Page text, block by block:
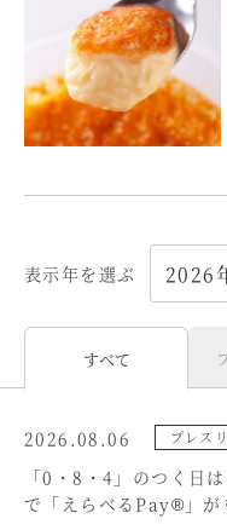
表示年を選ぶ
すべて
2026.08.06 プレス
「0・8・4」のつく日
で「えらべるPay®」が